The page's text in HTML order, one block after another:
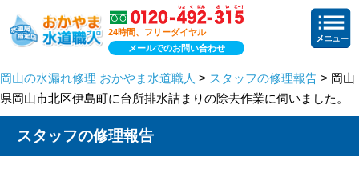
24時間、フリーダイヤル
メールでのお問い合わせ
岡山の水漏れ修理 おかやま水道職人 > スタッフの修理報告 > 岡山
県岡山市北区伊島町に台所排水詰まりの除去作業に伺いました。
スタッフの修理報告